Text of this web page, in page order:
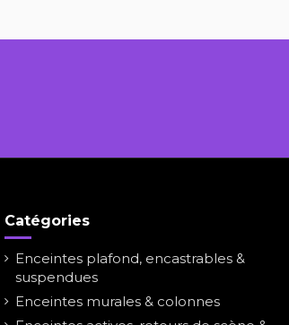
Catégories
Enceintes plafond, encastrables &
suspendues
Enceintes murales & colonnes